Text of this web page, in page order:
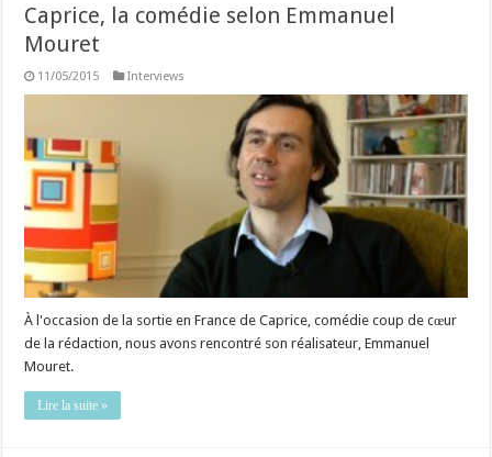
Caprice, la comédie selon Emmanuel
Mouret
11/05/2015 Interviews
À l'occasion de la sortie en France de Caprice, comédie coup de cœur
de la rédaction, nous avons rencontré son réalisateur, Emmanuel
Mouret.
Lire la suite »